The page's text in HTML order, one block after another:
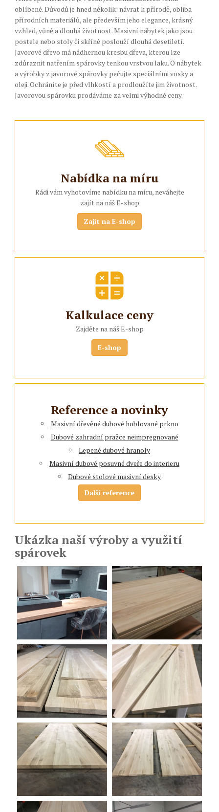
oblíbené. Důvodů je hned několik: návrat k přírodě, obliba
přírodních materiálů, ale především jeho elegance, krásný
vzhled, vůně a dlouhá životnost. Masivní nábytek jako jsou
postele nebo stoly či skříně poslouží dlouhá desetiletí.
Javorové dřevo má nádhernou kresbu dřeva, kterou lze
zdůraznit natřením spárovky tenkou vrstvou laku. O nábytek
a výrobky z javorové spárovky pečujte speciálními vosky a
oleji. Ochráníte je před vlhkostí a prodloužíte jim životnost.
Javorovou spárovku prodáváme za velmi výhodné ceny.
Nabídka na míru
Rádi vám vyhotovíme nabídku na míru, neváhejte
zajít na náš E-shop
Zajít na E-shop
Kalkulace ceny
Zajděte na náš E-shop
E-shop
Reference a novinky
Masivní dřevěné dubové hoblované prkno
Dubové zahradní pražce neimpregnované
Lepené dubové hranoly
Masivní dubové posuvné dveře do interieru
Dubové stolové masivní desky
Další reference
Ukázka naší výroby a využití
spárovek